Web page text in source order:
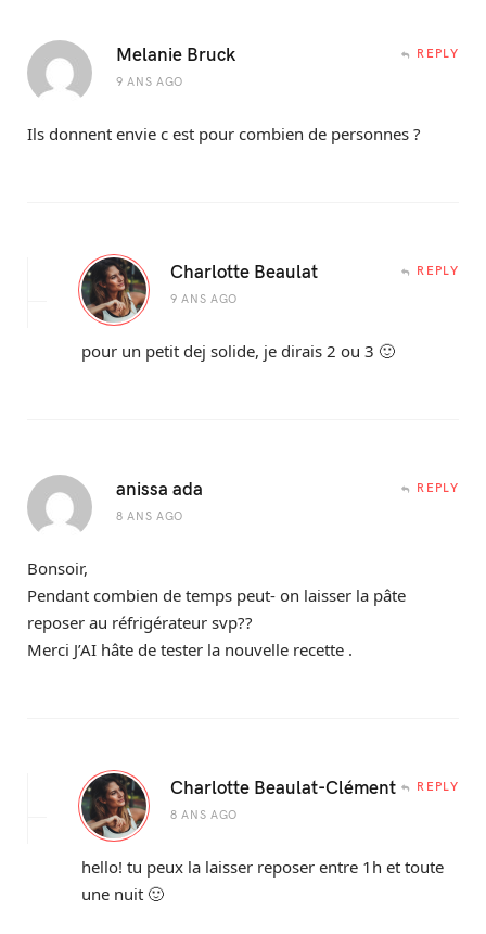
Melanie Bruck
9 ANS AGO
REPLY
Ils donnent envie c est pour combien de personnes ?
Charlotte Beaulat
9 ANS AGO
REPLY
pour un petit dej solide, je dirais 2 ou 3 🙂
anissa ada
8 ANS AGO
REPLY
Bonsoir,
Pendant combien de temps peut- on laisser la pâte
reposer au réfrigérateur svp??
Merci J’AI hâte de tester la nouvelle recette .
Charlotte Beaulat-Clément
8 ANS AGO
REPLY
hello! tu peux la laisser reposer entre 1h et toute
une nuit 🙂